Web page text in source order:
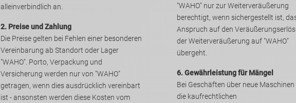
alleinverbindlich an.
2. Preise und Zahlung
Die Preise gelten bei Fehlen einer besonderen
Vereinbarung ab Standort oder Lager
"WAHO". Porto, Verpackung und
Versicherung werden nur von "WAHO"
getragen, wenn dies ausdrücklich vereinbart
ist - ansonsten werden diese Kosten vom
"WAHO" nur zur Weiterveräußerung
berechtigt, wenn sichergestellt ist, dass der
Anspruch auf den
der Weiterveräußerung auf "WAHO"
übergeht.
6. Gewährleistung für Mängel
Bei Geschäften über neue Maschinen
die kaufrechtlichen